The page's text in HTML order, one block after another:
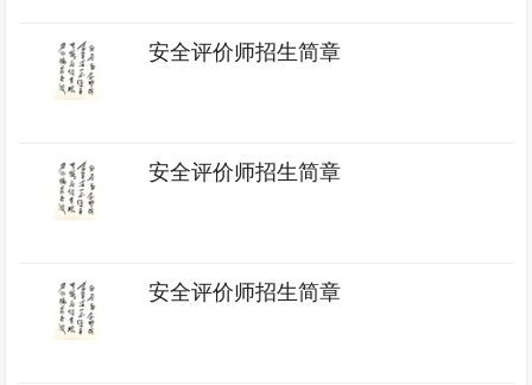
安全评价师招生简章
安全评价师招生简章
安全评价师招生简章